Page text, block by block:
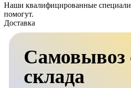
Наши квалифицированные
помогут.
Доставка
Самовывоз
склада